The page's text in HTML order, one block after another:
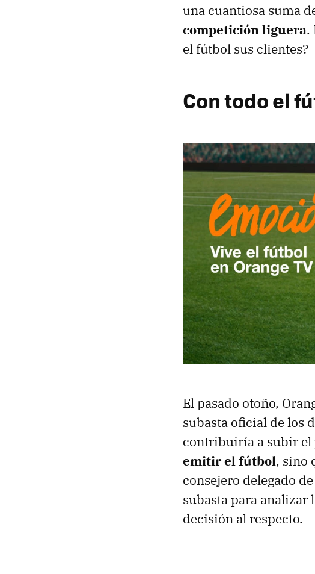
una cuantiosa suma
competición liguera.
el fútbol sus clientes?
Con todo el
El pasado otoño,
subasta oficial de los
contribuiría a subir el
emitir el fútbol, sino
consejero delegado
subasta para
decisión al respecto.